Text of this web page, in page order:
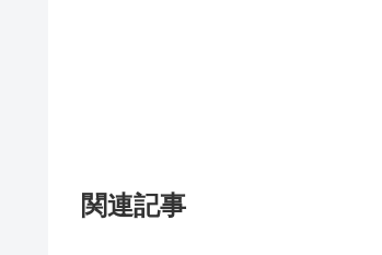
関連記事